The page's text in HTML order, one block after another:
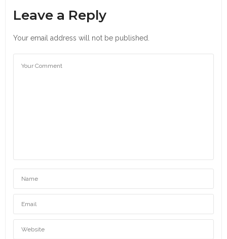
Leave a Reply
Your email address will not be published.